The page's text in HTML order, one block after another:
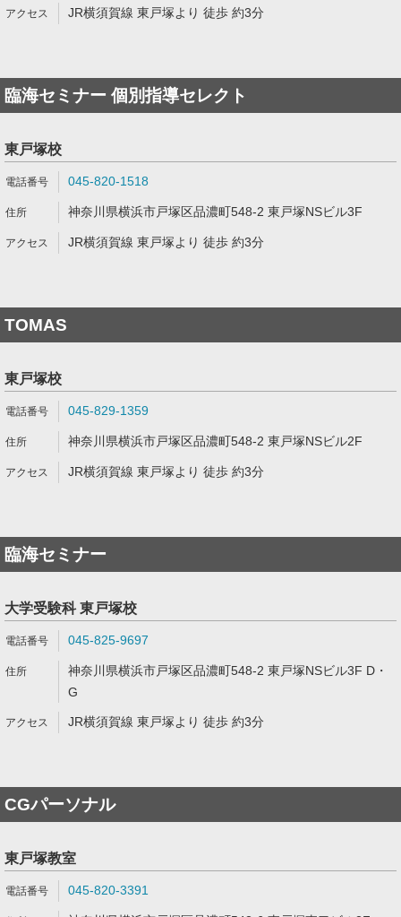
JR横須賀線 東戸塚より 徒歩 約3分
臨海セミナー 個別指導セレクト
東戸塚校
045-820-1518
神奈川県横浜市戸塚区品濃町548-2 東戸塚NSビル3F
JR横須賀線 東戸塚より 徒歩 約3分
TOMAS
東戸塚校
045-829-1359
神奈川県横浜市戸塚区品濃町548-2 東戸塚NSビル2F
JR横須賀線 東戸塚より 徒歩 約3分
臨海セミナー
大学受験科 東戸塚校
045-825-9697
神奈川県横浜市戸塚区品濃町548-2 東戸塚NSビル3F D・
G
JR横須賀線 東戸塚より 徒歩 約3分
CGパーソナル
東戸塚教室
045-820-3391